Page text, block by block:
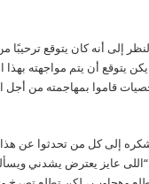
إلى أنه كان يتوقع ترحيبًا
يكن يتوقع أن يتم مواجهته
قاموا بمهاجمته من أجل
إلى كل من تحدثوا عن
“اللى عايز يعترض يشدني